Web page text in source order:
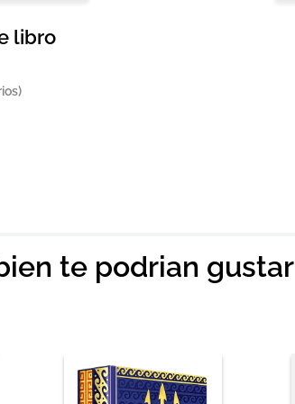
libro
te podrian gustar